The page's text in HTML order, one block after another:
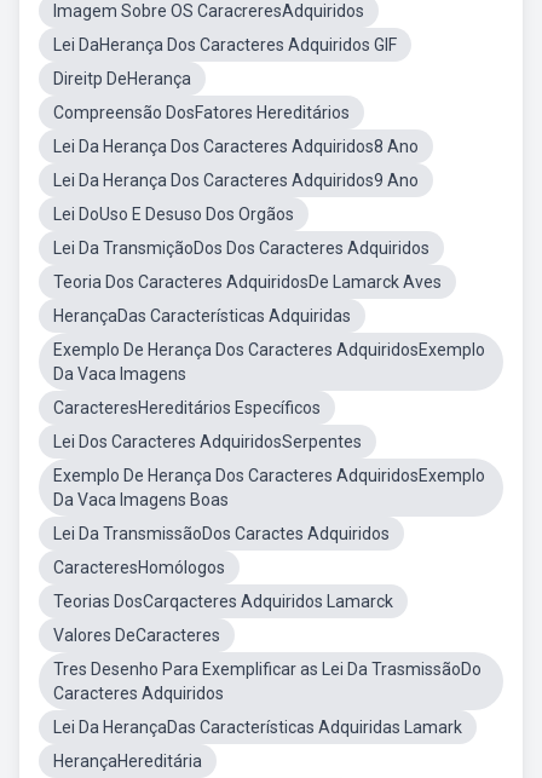
Imagem Sobre OS CaracreresAdquiridos
Lei DaHerança Dos Caracteres Adquiridos GIF
Direitp DeHerança
Compreensão DosFatores Hereditários
Lei Da Herança Dos Caracteres Adquiridos8 Ano
Lei Da Herança Dos Caracteres Adquiridos9 Ano
Lei DoUso E Desuso Dos Orgãos
Lei Da TransmiçãoDos Dos Caracteres Adquiridos
Teoria Dos Caracteres AdquiridosDe Lamarck Aves
HerançaDas Características Adquiridas
Exemplo De Herança Dos Caracteres AdquiridosExemplo
Da Vaca Imagens
CaracteresHereditários Específicos
Lei Dos Caracteres AdquiridosSerpentes
Exemplo De Herança Dos Caracteres AdquiridosExemplo
Da Vaca Imagens Boas
Lei Da TransmissãoDos Caractes Adquiridos
CaracteresHomólogos
Teorias DosCarqacteres Adquiridos Lamarck
Valores DeCaracteres
Tres Desenho Para Exemplificar as Lei Da TrasmissãoDo
Caracteres Adquiridos
Lei Da HerançaDas Características Adquiridas Lamark
HerançaHereditária